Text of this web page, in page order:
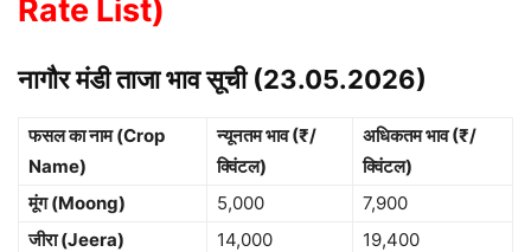
Rate List)
नागौर मंडी ताजा भाव सूची (23.05.2026)
फसल का नाम (Crop
Name)
न्यूनतम भाव (₹/
क्विंटल)
अधिकतम भाव (₹/
क्विंटल)
मूंग (Moong)
5,000
7,900
जीरा (Jeera)
14,000
19,400